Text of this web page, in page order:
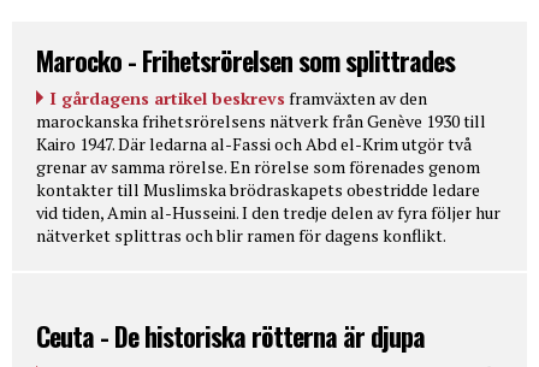
Marocko - Frihetsrörelsen som splittrades
I gårdagens artikel beskrevs framväxten av den
marockanska frihetsrörelsens nätverk från Genève 1930 till
Kairo 1947. Där ledarna al-Fassi och Abd el-Krim utgör två
grenar av samma rörelse. En rörelse som förenades genom
kontakter till Muslimska brödraskapets obestridde ledare
vid tiden, Amin al-Husseini. I den tredje delen av fyra följer hur
nätverket splittras och blir ramen för dagens konflikt.
Ceuta - De historiska rötterna är djupa